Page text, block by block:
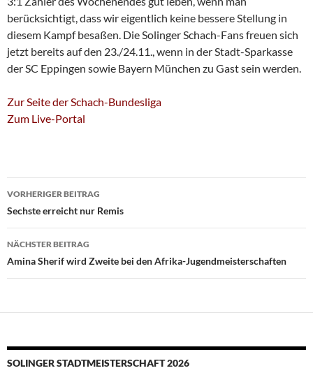
berücksichtigt, dass wir eigentlich keine bessere Stellung in
diesem Kampf besaßen. Die Solinger Schach-Fans freuen sich
jetzt bereits auf den 23./24.11., wenn in der Stadt-Sparkasse
der SC Eppingen sowie Bayern München zu Gast sein werden.
Zur Seite der Schach-Bundesliga
Zum Live-Portal
Beitragsnavigation
VORHERIGER BEITRAG
Sechste erreicht nur Remis
NÄCHSTER BEITRAG
Amina Sherif wird Zweite bei den Afrika-Jugendmeisterschaften
SOLINGER STADTMEISTERSCHAFT 2026